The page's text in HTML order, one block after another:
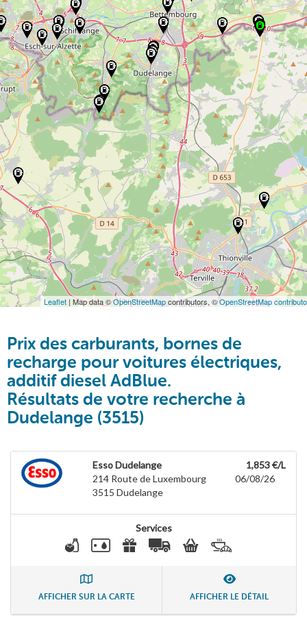
Leaflet | Map data ©OpenStreetMapcontributors, ©OpenStreetMap
Prix des carburants, bornes de
recharge pour voitures électriques,
additif diesel AdBlue.
Résultats de votre recherche à
Dudelange (3515)
Esso Dudelange
214 Route de Luxembourg
3515 Dudelange
1,853 €/L
06/08/26
Services
AFFICHER SUR LA CARTE AFFICHER LE DÉTAIL